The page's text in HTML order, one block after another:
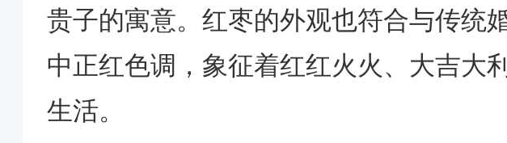
贵子的寓意。红枣的外观也符合与传统
中正红色调，象征着红红火火、大吉大
生活。